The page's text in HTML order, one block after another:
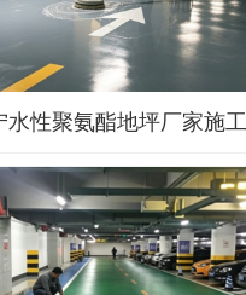
水性聚氨酯地坪厂家施工